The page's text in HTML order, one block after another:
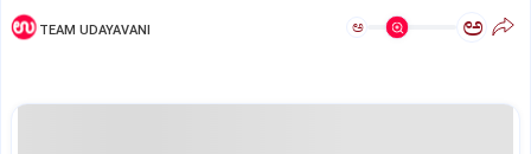
TEAM UDAYAVANI ಅ ಅ